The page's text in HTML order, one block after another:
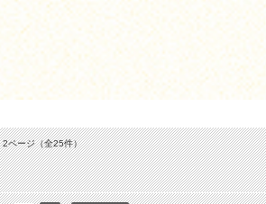
2ページ（全25件）